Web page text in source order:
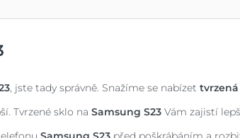
, jste tady správně. Snažíme se nabízet
Tvrzené sklo na Samsung S23 Vám zajistí